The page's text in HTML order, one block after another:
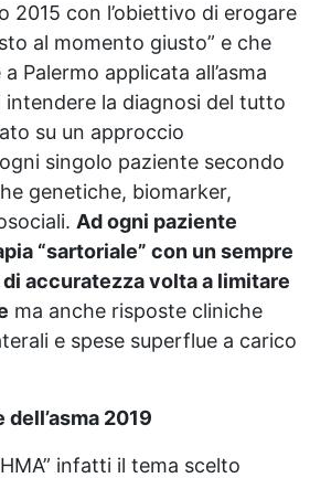
2015 con l’obiettivo di erogare
al momento giusto” e che
Palermo applicata all’asma
intendere la diagnosi del tutto
su un approccio
singolo paziente secondo
genetiche, biomarker,
Ad ogni paziente
“sartoriale” con un sempre
accuratezza volta a limitare
ma anche risposte cliniche
e spese superflue a carico
2019
infatti il tema scelto